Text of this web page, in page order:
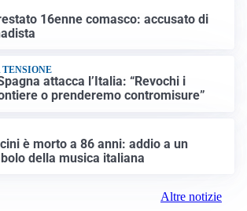
16enne comasco: accusato di
TENSIONE
attacca l’Italia: “Revochi i
o prenderemo contromisure”
è morto a 86 anni: addio a un
della musica italiana
Altre notizie